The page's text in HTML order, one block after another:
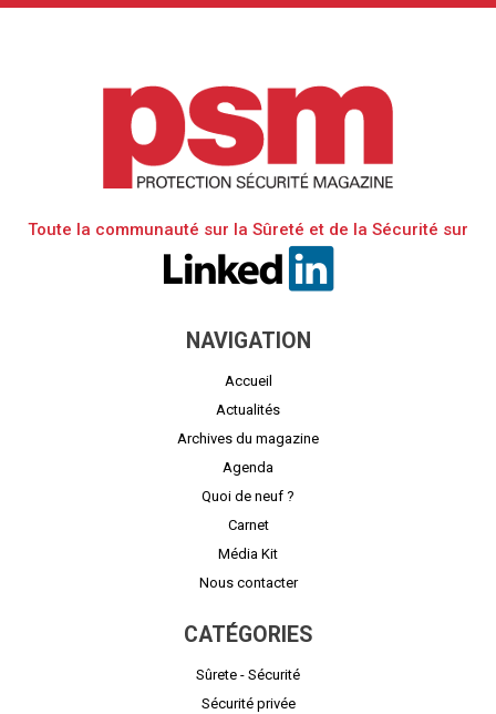
Toute la communauté sur la Sûreté et de la Sécurité sur
NAVIGATION
Accueil
Actualités
Archives du magazine
Agenda
Quoi de neuf ?
Carnet
Média Kit
Nous contacter
CATÉGORIES
Sûrete - Sécurité
Sécurité privée